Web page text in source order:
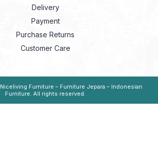
Delivery
Payment
Purchase Returns
Customer Care
Niceliving Furniture – Furniture Jepara – Indonesian
Furniture. All rights reserved.